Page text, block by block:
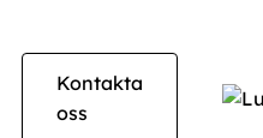
Kontakta
oss